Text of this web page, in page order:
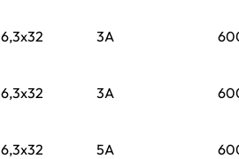
6,3x32 3A
6,3x32 3A
6,3x32 5A